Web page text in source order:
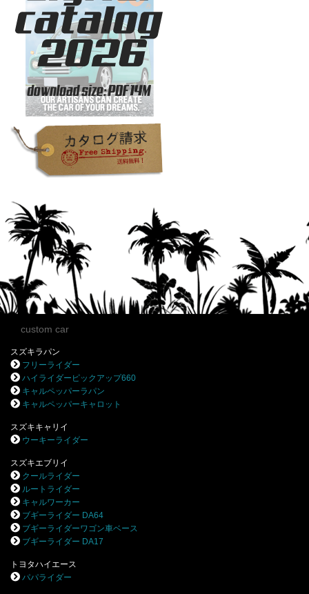
custom car
スズキラパン
フリーライダー
ハイライダーピックアップ660
キャルペッパーラパン
キャルペッパーキャロット
スズキキャリイ
ウーキーライダー
スズキエブリイ
クールライダー
ルートライダー
キャルワーカー
ブギーライダー DA64
ブギーライダーワゴン車ベース
ブギーライダー DA17
トヨタハイエース
パパライダー